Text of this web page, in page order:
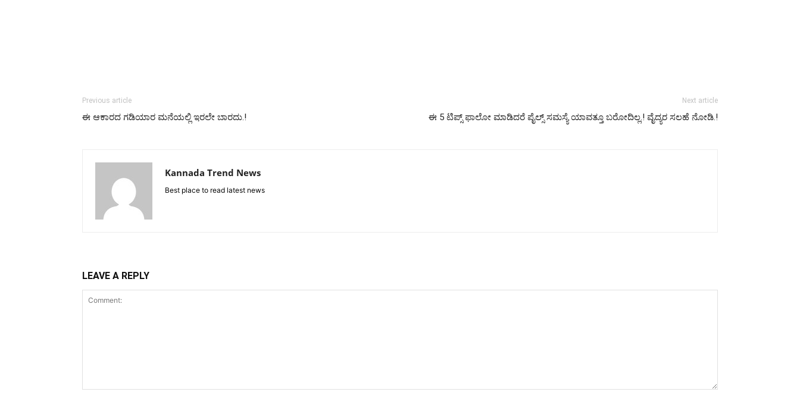
Previous article
ಈ ಆಕಾರದ ಗಡಿಯಾರ ಮನೆಯಲ್ಲಿ ಇರಲೇ ಬಾರದು.!
Next article
ಈ 5 ಟಿಪ್ಸ್ ಫಾಲೋ ಮಾಡಿದರೆ ಪೈಲ್ಸ್ ಸಮಸ್ಯೆ ಯಾವತ್ತೂ ಬರೋದಿಲ್ಲ.! ವೈದ್ಯರ ಸಲಹೆ ನೋಡಿ.!
Kannada Trend News
Best place to read latest news
LEAVE A REPLY